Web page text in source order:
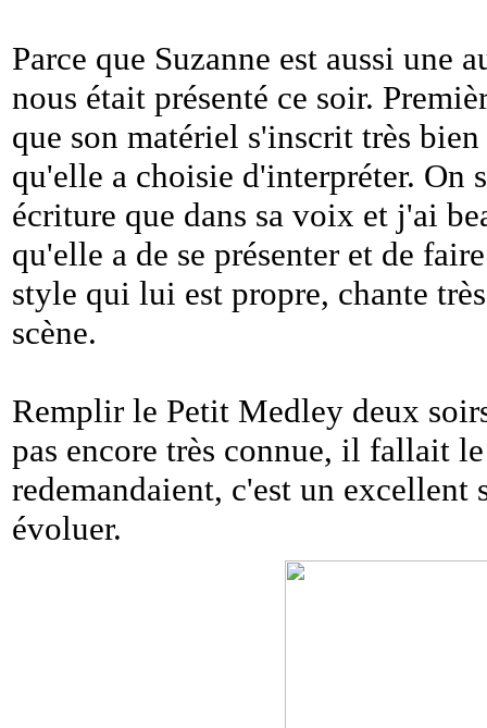
Parce que Suzanne est aussi une
nous était présenté ce soir.
que son matériel s'inscrit très
qu'elle a choisie d'interpréter. On
écriture que dans sa voix et j'ai
qu'elle a de se présenter et de
style qui lui est propre, chante
scène.
Remplir le Petit Medley deux
pas encore très connue, il fallait
redemandaient, c'est un
évoluer.